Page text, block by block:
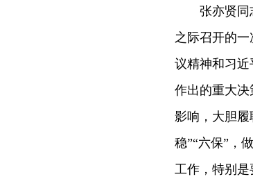
张亦贤同志
之际召开的
议精神和习
作出的重大
影响，大胆履
稳”“六保”，
工作，特别